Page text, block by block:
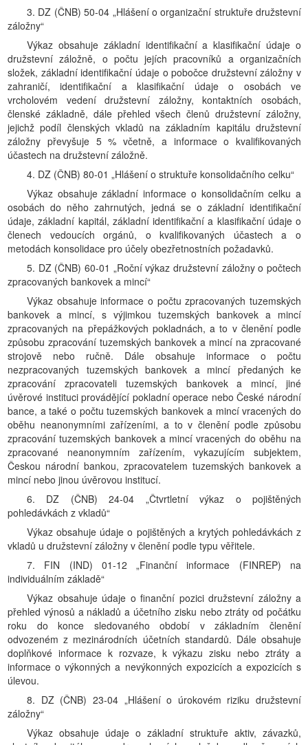
3. DZ (ČNB) 50-04 „Hlášení o organizační struktuře družstevní
záložny“
Výkaz obsahuje základní identifikační a klasifikační údaje o
družstevní záložně, o počtu jejích pracovníků a organizačních
složek, základní identifikační údaje o pobočce družstevní záložny v
zahraničí, identifikační a klasifikační údaje o osobách ve
vrcholovém vedení družstevní záložny, kontaktních osobách,
členské základně, dále přehled všech členů družstevní záložny,
jejichž podíl členských vkladů na základním kapitálu družstevní
záložny převyšuje 5 % včetně, a informace o kvalifikovaných
účastech na družstevní záložně.
4. DZ (ČNB) 80-01 „Hlášení o struktuře konsolidačního celku“
Výkaz obsahuje základní informace o konsolidačním celku a
osobách do něho zahrnutých, jedná se o základní identifikační
údaje, základní kapitál, základní identifikační a klasifikační údaje o
členech vedoucích orgánů, o kvalifikovaných účastech a o
metodách konsolidace pro účely obezřetnostních požadavků.
5. DZ (ČNB) 60-01 „Roční výkaz družstevní záložny o počtech
zpracovaných bankovek a mincí“
Výkaz obsahuje informace o počtu zpracovaných tuzemských
bankovek a mincí, s výjimkou tuzemských bankovek a mincí
zpracovaných na přepážkových pokladnách, a to v členění podle
způsobu zpracování tuzemských bankovek a mincí na zpracované
strojově nebo ručně. Dále obsahuje informace o počtu
nezpracovaných tuzemských bankovek a mincí předaných ke
zpracování zpracovateli tuzemských bankovek a mincí, jiné
úvěrové instituci provádějící pokladní operace nebo České národní
bance, a také o počtu tuzemských bankovek a mincí vracených do
oběhu neanonymními zařízeními, a to v členění podle způsobu
zpracování tuzemských bankovek a mincí vracených do oběhu na
zpracované neanonymním zařízením, vykazujícím subjektem,
Českou národní bankou, zpracovatelem tuzemských bankovek a
mincí nebo jinou úvěrovou institucí.
6. DZ (ČNB) 24-04 „Čtvrtletní výkaz o pojištěných
pohledávkách z vkladů“
Výkaz obsahuje údaje o pojištěných a krytých pohledávkách z
vkladů u družstevní záložny v členění podle typu věřitele.
7. FIN (IND) 01-12 „Finanční informace (FINREP) na
individuálním základě“
Výkaz obsahuje údaje o finanční pozici družstevní záložny a
přehled výnosů a nákladů a účetního zisku nebo ztráty od počátku
roku do konce sledovaného období v základním členění
odvozeném z mezinárodních účetních standardů. Dále obsahuje
doplňkové informace k rozvaze, k výkazu zisku nebo ztráty a
informace o výkonných a nevýkonných expozicích a expozicích s
úlevou.
8. DZ (ČNB) 23-04 „Hlášení o úrokovém riziku družstevní
záložny“
Výkaz obsahuje údaje o základní struktuře aktiv, závazků,